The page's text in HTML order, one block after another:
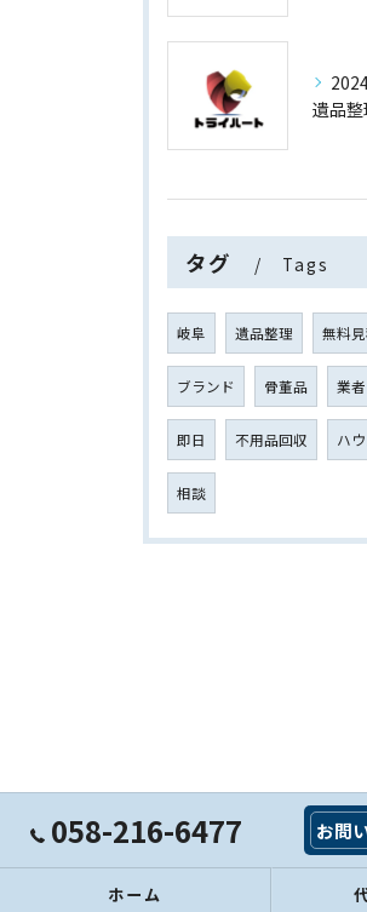
タグ Tags
岐阜 遺品整理 無料見
ブランド 骨董品 業者
即日 不用品回収 ハ
相談
058-216-6477 お問
ホーム